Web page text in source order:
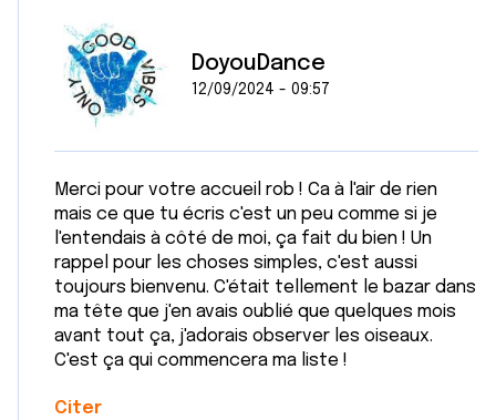
DoyouDance
12/09/2024 - 09:57
Merci pour votre accueil rob ! Ca à l'air de rien
mais ce que tu écris c'est un peu comme si je
l'entendais à côté de moi, ça fait du bien ! Un
rappel pour les choses simples, c'est aussi
toujours bienvenu. C'était tellement le bazar dans
ma tête que j'en avais oublié que quelques mois
avant tout ça, j'adorais observer les oiseaux.
C'est ça qui commencera ma liste !
Citer